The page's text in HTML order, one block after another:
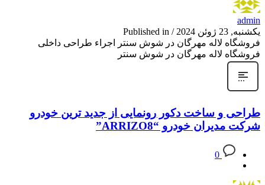
admin
یکشنبه, 23 ژوئن 2024
/
Published in
فروشگاه لاله مهرگان در شوش سنتر اجراء طراحی داخلی
فروشگاه لاله مهرگان در شوش سنتر
طراحی و ساخت دکور رونمایی از جدید ترین خودرو
شرکت مدیران خودرو “ARRIZO8”
0